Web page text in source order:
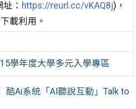
： https://reurl.cc/vKAQ8j)，
載利用。
學年度大學多元入學專區
酷Ai系統「AI聽說互動」Talk to